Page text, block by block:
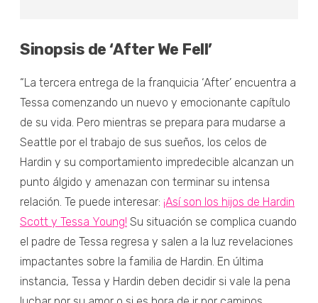
Sinopsis de ‘After We Fell’
“La tercera entrega de la franquicia ‘After’ encuentra a
Tessa comenzando un nuevo y emocionante capítulo
de su vida. Pero mientras se prepara para mudarse a
Seattle por el trabajo de sus sueños, los celos de
Hardin y su comportamiento impredecible alcanzan un
punto álgido y amenazan con terminar su intensa
relación. Te puede interesar: ¡Así son los hijos de Hardin
Scott y Tessa Young! Su situación se complica cuando
el padre de Tessa regresa y salen a la luz revelaciones
impactantes sobre la familia de Hardin. En última
instancia, Tessa y Hardin deben decidir si vale la pena